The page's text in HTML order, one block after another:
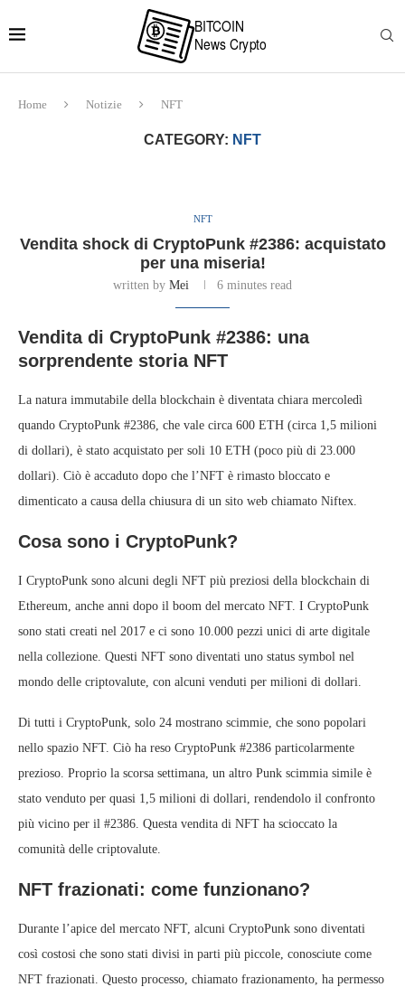
Home Notizie NFT
CATEGORY: NFT
NFT
Vendita shock di CryptoPunk #2386: acquistato
per una miseria!
written by Mei 6 minutes read
Vendita di CryptoPunk #2386: una
sorprendente storia NFT
La natura immutabile della blockchain è diventata chiara mercoledì
quando CryptoPunk #2386, che vale circa 600 ETH (circa 1,5 milioni
di dollari), è stato acquistato per soli 10 ETH (poco più di 23.000
dollari). Ciò è accaduto dopo che l’NFT è rimasto bloccato e
dimenticato a causa della chiusura di un sito web chiamato Niftex.
Cosa sono i CryptoPunk?
I CryptoPunk sono alcuni degli NFT più preziosi della blockchain di
Ethereum, anche anni dopo il boom del mercato NFT. I CryptoPunk
sono stati creati nel 2017 e ci sono 10.000 pezzi unici di arte digitale
nella collezione. Questi NFT sono diventati uno status symbol nel
mondo delle criptovalute, con alcuni venduti per milioni di dollari.
Di tutti i CryptoPunk, solo 24 mostrano scimmie, che sono popolari
nello spazio NFT. Ciò ha reso CryptoPunk #2386 particolarmente
prezioso. Proprio la scorsa settimana, un altro Punk scimmia simile è
stato venduto per quasi 1,5 milioni di dollari, rendendolo il confronto
più vicino per il #2386. Questa vendita di NFT ha scioccato la
comunità delle criptovalute.
NFT frazionati: come funzionano?
Durante l’apice del mercato NFT, alcuni CryptoPunk sono diventati
così costosi che sono stati divisi in parti più piccole, conosciute come
NFT frazionati. Questo processo, chiamato frazionamento, ha permesso